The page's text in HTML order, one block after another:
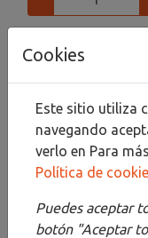
Cookies
Este sitio utiliza
navegando
verlo en Para
Política de
Puedes aceptar
botón "Aceptar